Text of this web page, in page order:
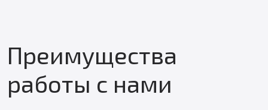
Преимущества
работы с нами